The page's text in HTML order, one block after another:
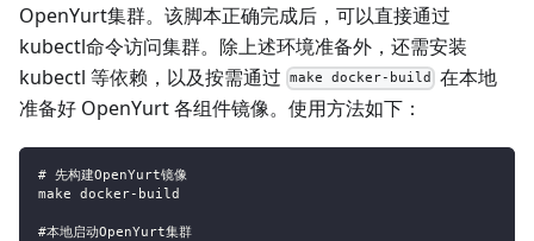
OpenYurt集群。该脚本正确完成后，可以直接通过
kubectl命令访问集群。除上述环境准备外，还需安装
kubectl 等依赖，以及按需通过
make docker-build
在本地
准备好 OpenYurt 各组件镜像。使用方法如下：
# 先构建OpenYurt镜像
make docker-build
#本地启动OpenYurt集群